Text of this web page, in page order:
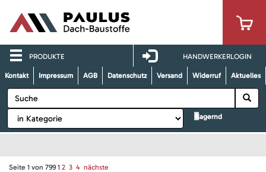
PRODUKTE HANDWERKERLOGIN
Kontakt Impressum AGB Datenschutz Versand Widerruf Aktuelles
lagernd
Seite 1 von 799 1 2 3 4 nächste